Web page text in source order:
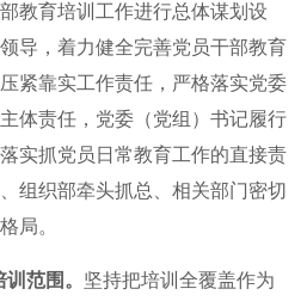
教育培训工作进行总体谋划设
导，着力健全完善党员干部教育
紧靠实工作责任，严格落实党委
体责任，党委（党组）书记履行
实抓党员日常教育工作的直接责
组织部牵头抓总、相关部门密切
局。
范围。 坚持把培训全覆盖作为